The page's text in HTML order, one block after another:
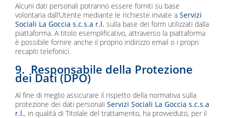
Alcuni dati personali potranno essere forniti su base
volontaria dall’Utente mediante le richieste inviate aServizi
Sociali La Goccia s.c.s.a r.l. sulla base dei form utilizzati dalla
piattaforma. A titolo esemplificativo, attraverso la piattaforma
è possibile fornire anche il proprio indirizzo email o i propri
recapiti telefonici.
9. Responsabile della Protezione
dei Dati (DPO)
Al fine di meglio assicurare il rispetto della normativa sulla
protezione dei dati personaliServizi Sociali La Goccia s.c.s.a
r.l., in qualità di Titolale del trattamento, ha provveduto, per il